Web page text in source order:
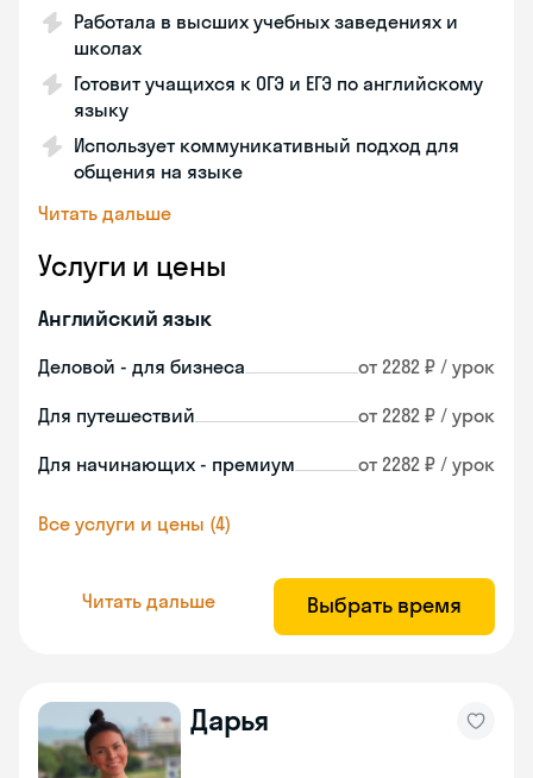
Работала в высших учебных заведениях и
школах
Готовит учащихся к ОГЭ и ЕГЭ по английскому
языку
Использует коммуникативный подход для
общения на языке
Читать дальше
Услуги и цены
Английский язык
Деловой - для бизнеса от 2282 ₽ / урок
Для путешествий от 2282 ₽ / урок
Для начинающих - премиум от 2282 ₽ / урок
Все услуги и цены (4)
Читать дальше Выбрать время
Дарья